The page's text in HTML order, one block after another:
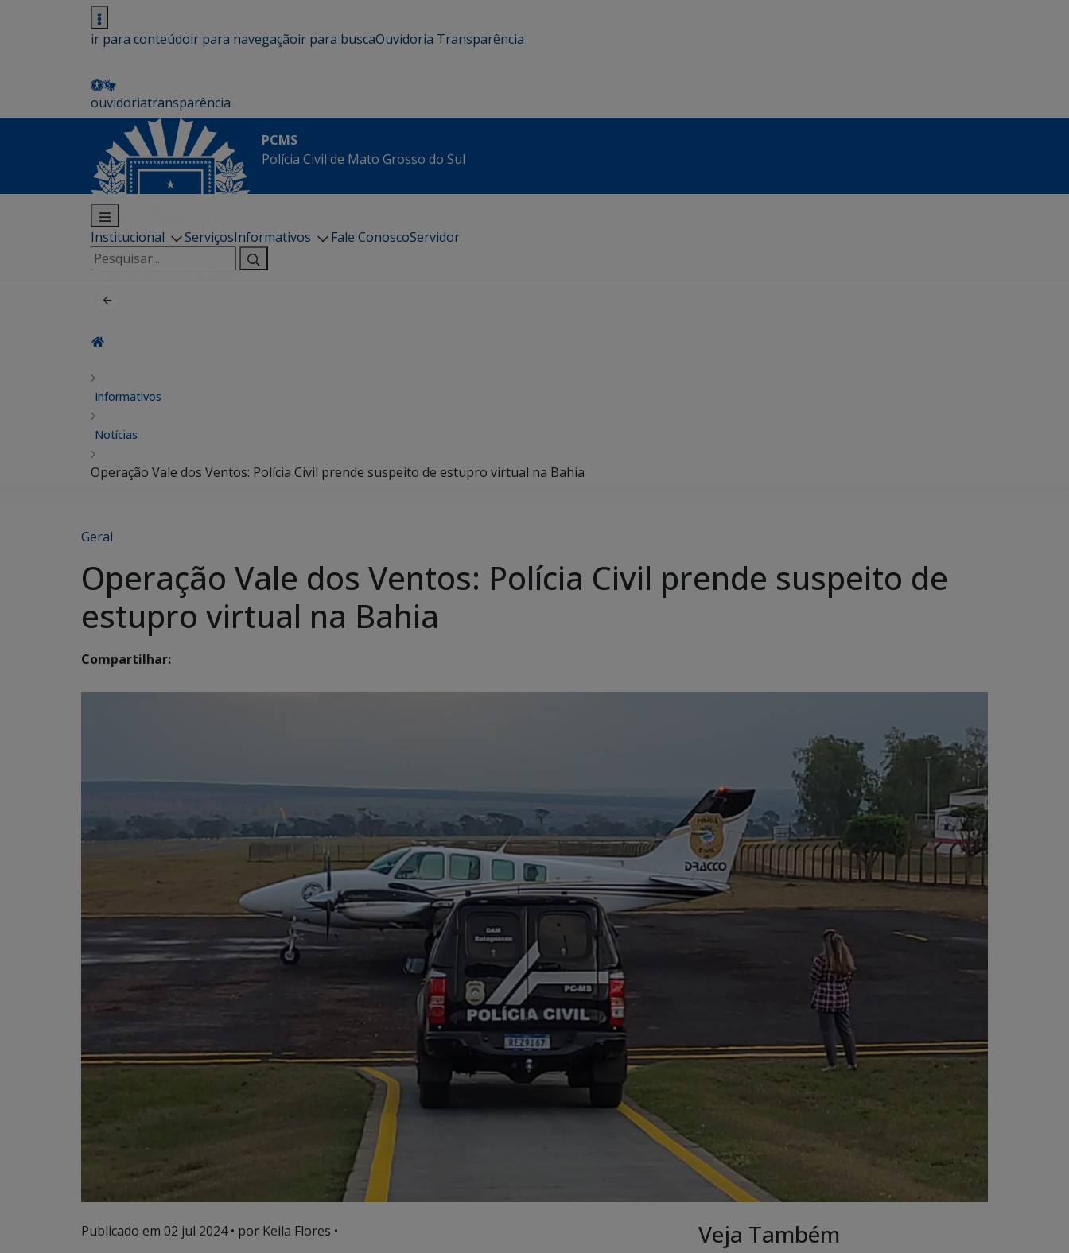
ir para conteúdoir para navegaçãoir para buscaOuvidoria Transparência
ouvidoriatransparência
PCMS
Polícia Civil de Mato Grosso do Sul
Institucional ServiçosInformativos Fale ConoscoServidor
Pesquisar
por:
Informativos
Notícias
Operação Vale dos Ventos: Polícia Civil prende suspeito de estupro virtual na Bahia
Geral
Operação Vale dos Ventos: Polícia Civil prende suspeito de
estupro virtual na Bahia
Compartilhar:
Publicado em 02 jul 2024• por Keila Flores •
Veja Também